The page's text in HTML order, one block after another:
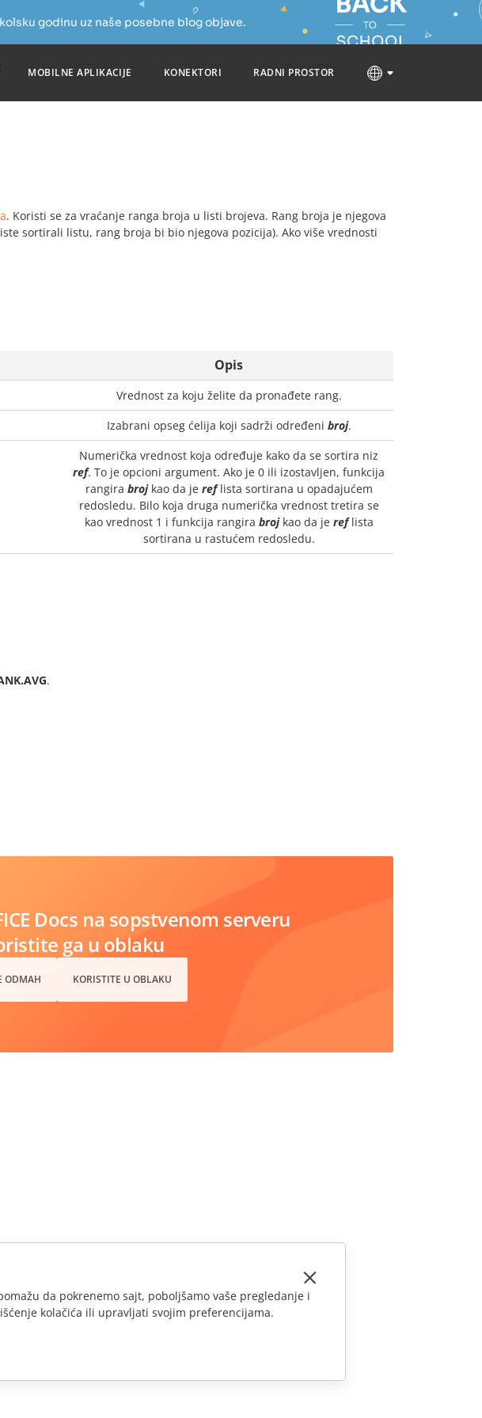
godinu uz naše posebne blog objave.
MOBILNE APLIKACIJE KONEKTORI RADNI PROSTOR
. Koristi se za vraćanje ranga broja u listi brojeva. Rang broja je njegova
sortirali listu, rang broja bi bio njegova pozicija). Ako više vrednosti
Opis
Vrednost za koju želite da pronađete rang.
Izabrani opseg ćelija koji sadrži određeni broj.
Numerička vrednost koja određuje kako da se sortira niz
ref. To je opcioni argument. Ako je 0 ili izostavljen, funkcija
rangira brojkao da je reflista sortirana u opadajućem
redosledu. Bilo koja druga numerička vrednost tretira se
kao vrednost 1 i funkcija rangira brojkao da je reflista
sortirana u rastućem redosledu.
.
Docs na sopstvenom serveru
ga u oblaku
ODMAH KORISTITE U OBLAKU
da pokrenemo sajt, poboljšamo vaše pregledanje i
kolačića ili upravljati svojim preferencijama.